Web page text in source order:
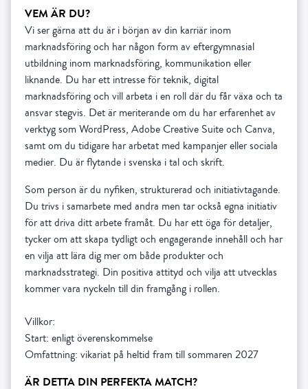
VEM ÄR DU?
Vi ser gärna att du är i början av din karriär inom
marknadsföring och har någon form av eftergymnasial
utbildning inom marknadsföring, kommunikation eller
liknande. Du har ett intresse för teknik, digital
marknadsföring och vill arbeta i en roll där du får växa och ta
ansvar stegvis. Det är meriterande om du har erfarenhet av
verktyg som WordPress, Adobe Creative Suite och Canva,
samt om du tidigare har arbetat med kampanjer eller sociala
medier. Du är flytande i svenska i tal och skrift.
Som person är du nyfiken, strukturerad och initiativtagande.
Du trivs i samarbete med andra men tar också egna initiativ
för att driva ditt arbete framåt. Du har ett öga för detaljer,
tycker om att skapa tydligt och engagerande innehåll och har
en vilja att lära dig mer om både produkter och
marknadsstrategi. Din positiva attityd och vilja att utvecklas
kommer vara nyckeln till din framgång i rollen.
Villkor:
Start: enligt överenskommelse
Omfattning: vikariat på heltid fram till sommaren 2027
ÄR DETTA DIN PERFEKTA MATCH?